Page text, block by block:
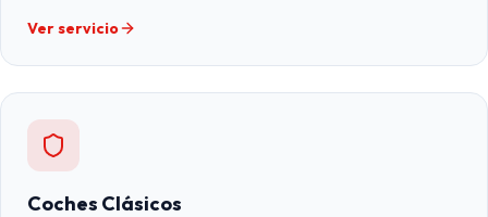
Ver servicio
Coches Clásicos